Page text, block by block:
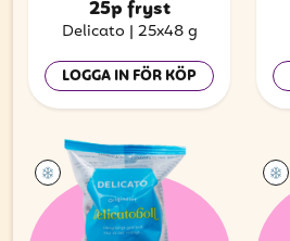
25p fryst
Delicato | 25x48 g
LOGGA IN FÖR KÖP